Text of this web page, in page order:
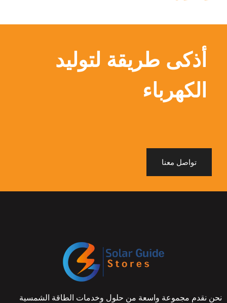
أذكى طريقة لتوليد
الكهرباء
تواصل معنا
نحن نقدم مجموعة واسعة من حلول وخدمات الطاقة الشمسية